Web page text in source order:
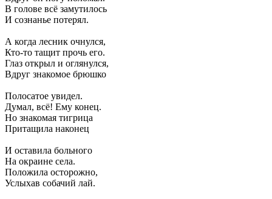
В голове всё замутилось
И сознанье потерял.
А когда лесник очнулся,
Кто-то тащит прочь его.
Глаз открыл и оглянулся,
Вдруг знакомое брюшко
Полосатое увидел.
Думал, всё! Ему конец.
Но знакомая тигрица
Притащила наконец
И оставила больного
На окраине села.
Положила осторожно,
Услыхав собачий лай.